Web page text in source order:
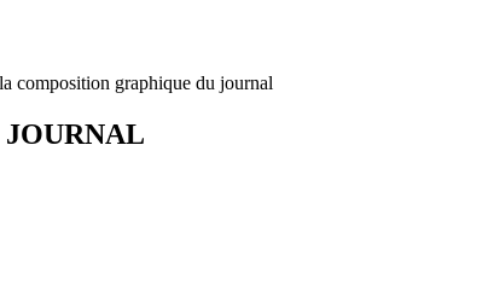
composition graphique du journal
JOURNAL